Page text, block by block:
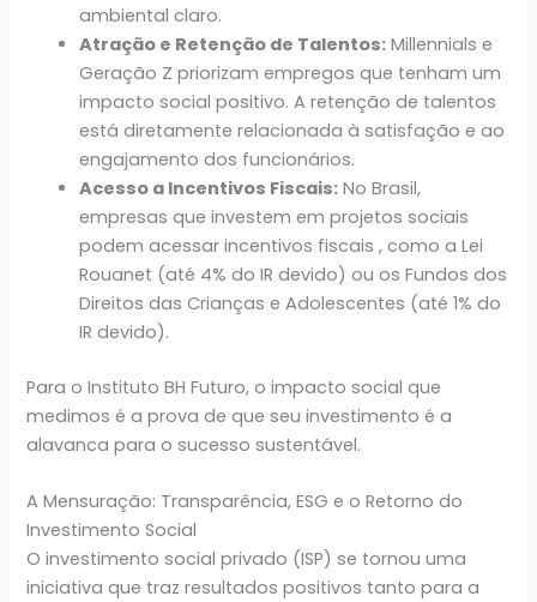
ambiental claro.
Atração e Retenção de Talentos: Millennials e
Geração Z priorizam empregos que tenham um
impacto social positivo. A retenção de talentos
está diretamente relacionada à satisfação e ao
engajamento dos funcionários.
Acesso a Incentivos Fiscais: No Brasil,
empresas que investem em projetos sociais
podem acessar incentivos fiscais , como a Lei
Rouanet (até 4% do IR devido) ou os Fundos dos
Direitos das Crianças e Adolescentes (até 1% do
IR devido).
Para o Instituto BH Futuro, o impacto social que
medimos é a prova de que seu investimento é a
alavanca para o sucesso sustentável.
A Mensuração: Transparência, ESG e o Retorno do
Investimento Social
O investimento social privado (ISP) se tornou uma
iniciativa que traz resultados positivos tanto para a